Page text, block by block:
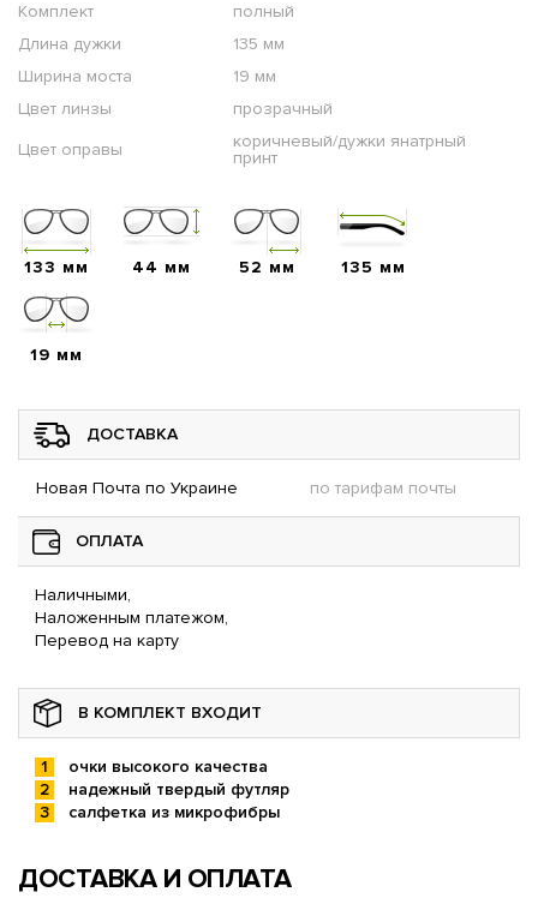
Комплект
полный
Длина дужки
135 мм
Ширина моста
19 мм
Цвет линзы
прозрачный
Цвет оправы
коричневый/дужки янатрный
принт
133 мм 44 мм 52 мм 135 мм
19 мм
ДОСТАВКА
Новая Почта по Украине по тарифам почты
ОПЛАТА
Наличными,
Наложенным платежом,
Перевод на карту
В КОМПЛЕКТ ВХОДИТ
очки высокого качества
надежный твердый футляр
салфетка из микрофибры
ДОСТАВКА И ОПЛАТА